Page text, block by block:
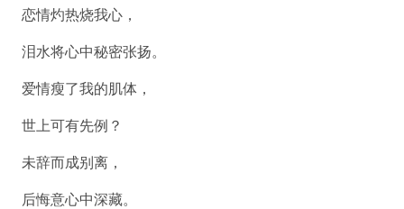
恋情灼热烧我心，
泪水将心中秘密张扬。
爱情瘦了我的肌体，
世上可有先例？
未辞而成别离，
后悔意心中深藏。